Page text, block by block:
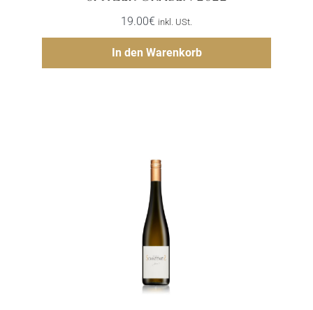
19.00€ inkl. USt.
In den Warenkorb
Hinzufügen